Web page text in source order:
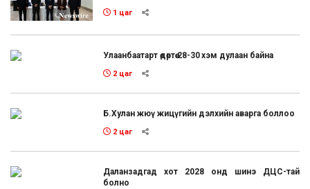
1 цаг
Улаанбаатарт өдөртөө 28-30 хэм дулаан байна
2 цаг
Б.Хулан жюү жицүгийн дэлхийн аварга боллоо
2 цаг
Даланзадгад хот 2028 онд шинэ ДЦС-тай
болно